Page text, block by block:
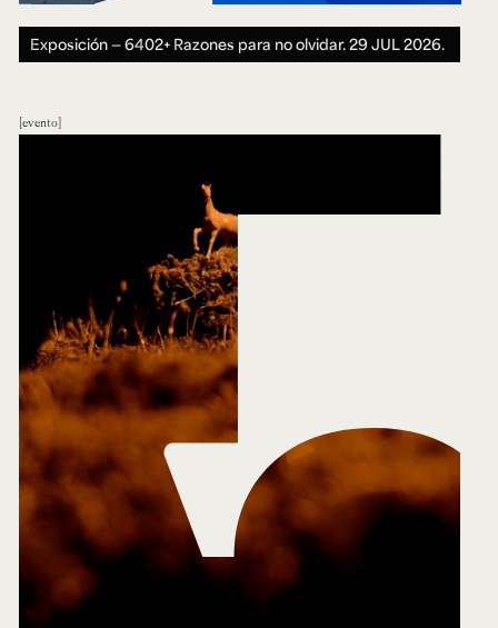
Exposición — 6402+ Razones para no olvidar.29 JUL 2026.
evento